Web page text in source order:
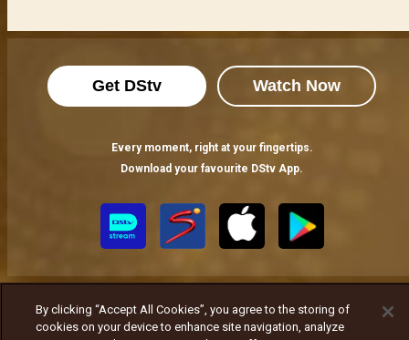
Get DStv Watch Now
Every moment, right at your fingertips.
Download your favourite DStv App.
By clicking “Accept All Cookies”, you agree to the storing of
cookies on your device to enhance site navigation, analyze